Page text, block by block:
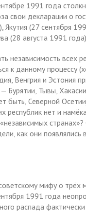
1991 года
свои декларации о
Якутия (27 сентября
(28 августа 1991
независимость всех
к данному процессу
Венгрия и Эстония
Тывы,
быть, Северной
республик нет и
как они появлялись
мифу о
1991 года
распада